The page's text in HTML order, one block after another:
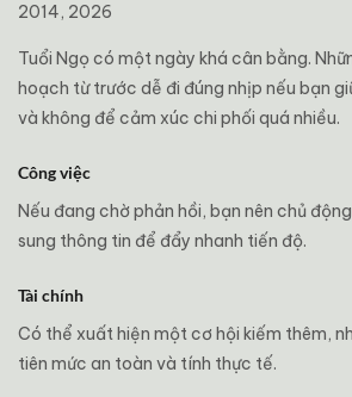
2014, 2026
Tuổi Ngọ có một ngày khá cân bằng.
hoạch từ trước dễ đi đúng nhịp nếu bạn
và không để cảm xúc chi phối quá nhiều.
Công việc
Nếu đang chờ phản hồi, bạn nên chủ
sung thông tin để đẩy nhanh tiến độ.
Tài chính
Có thể xuất hiện một cơ hội kiếm thêm,
tiên mức an toàn và tính thực tế.